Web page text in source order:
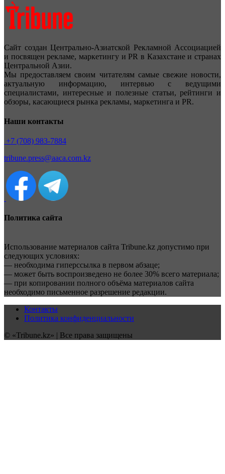
Сайт создан Центрально-Азиатской Рекламной Ассоциацией
и посвящен рекламе, маркетингу и PR в Казахстане и странах
Центральной Азии.
Мы предоставляем своим читателям самые свежие новости,
актуальную информацию, интервью с ведущими
специалистами, интересные и полезные статьи, рейтинги и
обзоры, касающиеся рынка рекламы, маркетинга и PR.
Наши контакты
+7 (708) 983-7884
tribune.press@aaca.com.kz
Политика сайта
Использование материалов сайта Tribune.kz допустимо при
следующих условиях:
— необходима гиперссылка в первом абзаце;
— может быть воспроизведено не более 30% всего материала;
— при копировании полного объёма материалов сайта
необходимо письменное разрешение редакции.
Контакты
Политика конфиденциальности
© «Tribune.kz» | Все права защищены